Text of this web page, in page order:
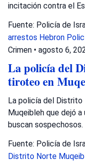
incitación contra el
Fuente: Policía de
arrestos Hebron
Crimen • agosto 6,
La policía del
tiroteo en
La policía del
Muqeibleh que dejó a
buscan sospechosos.
Fuente: Policía de
Distrito Norte